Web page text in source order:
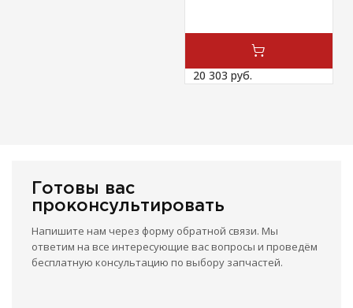
20 303 руб.
Готовы вас
проконсультировать
Напишите нам через форму обратной связи. Мы
ответим на все интересующие вас вопросы и проведём
бесплатную консультацию по выбору запчастей.